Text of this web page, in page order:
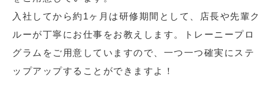
入社してから約1ヶ月は研修期間として、店長や先輩ク
ルーが丁寧にお仕事をお教えします。トレーニープロ
グラムをご用意していますので、一つ一つ確実にステ
ップアップすることができますよ！